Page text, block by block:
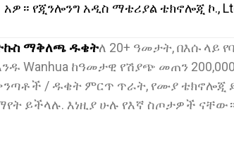
አዎ። የጂንሎንግ አዲስ ማቴሪያል ቴክኖሎጂ ኮ.,
ማቅለጫ ዱቄትለ 20+ ዓመታት, በእሱ ላይ
Wanhua ከዓመታዊ የሽያጭ መጠን
/ ዱቄት ምርጥ ጥራት, የሙያ ቴክኖሎጂ
ይችላሉ. እነዚያ ሁሉ የእኛ ስጦታዎች